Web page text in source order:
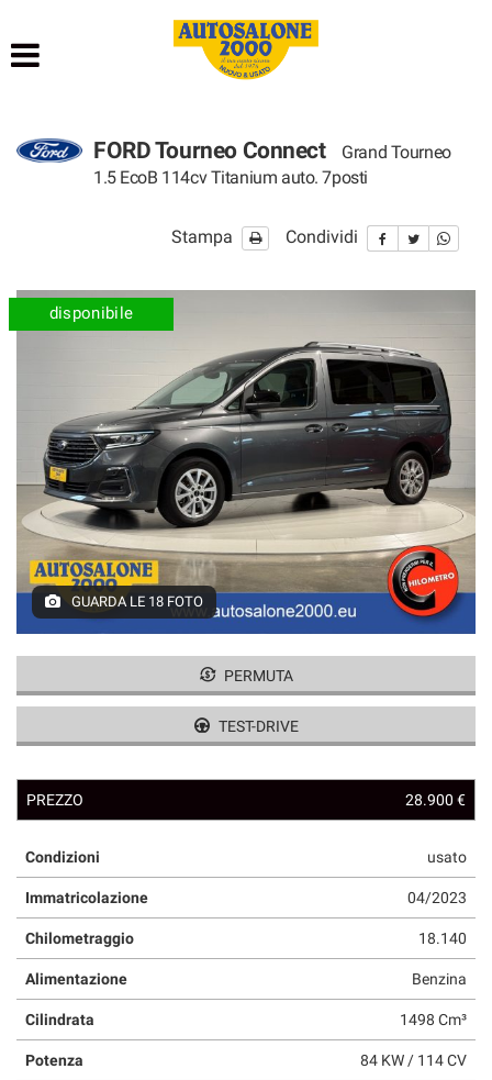
NOLEGGIO BREVE TERMINE
NOLEGGIO LUNGO TERMINE
ACQUISTIAMO USATO
AUTOSALONE
CONTATTI
FORD Tourneo Connect
Grand Tourneo
1.5 EcoB 114cv Titanium auto. 7posti
Stampa Condividi
disponibile
GUARDA LE 18 FOTO
PERMUTA
TEST-DRIVE
PREZZO 28.900 €
Condizioni usato
Immatricolazione 04/2023
Chilometraggio 18.140
Alimentazione Benzina
Cilindrata 1498 Cm³
Potenza 84 KW / 114 CV